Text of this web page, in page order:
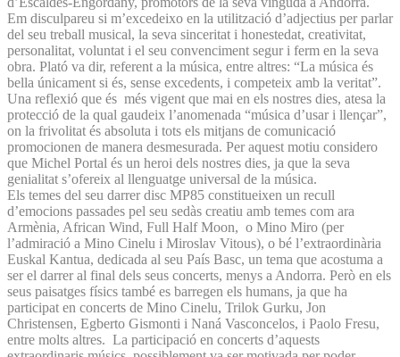
Em disculpareu si m’excedeixo en la utilització d’adjectius per parlar
del seu treball musical, la seva sinceritat i honestedat, creativitat,
personalitat, voluntat i el seu convenciment segur i ferm en la seva
obra. Plató va dir, referent a la música, entre altres: “La música és
bella únicament si és, sense excedents, i competeix amb la veritat”.
Una reflexió que és més vigent que mai en els nostres dies, atesa la
protecció de la qual gaudeix l’anomenada “música d’usar i llençar”,
on la frivolitat és absoluta i tots els mitjans de comunicació
promocionen de manera desmesurada. Per aquest motiu considero
que Michel Portal és un heroi dels nostres dies, ja que la seva
genialitat s’ofereix al llenguatge universal de la música.
Els temes del seu darrer disc MP85 constitueixen un recull
d’emocions passades pel seu sedàs creatiu amb temes com ara
Armènia, African Wind, Full Half Moon, o Mino Miro (per
l’admiració a Mino Cinelu i Miroslav Vitous), o bé l’extraordinària
Euskal Kantua, dedicada al seu País Basc, un tema que acostuma a
ser el darrer al final dels seus concerts, menys a Andorra. Però en els
seus paisatges físics també es barregen els humans, ja que ha
participat en concerts de Mino Cinelu, Trilok Gurku, Jon
Christensen, Egberto Gismonti i Naná Vasconcelos, i Paolo Fresu,
entre molts altres. La participació en concerts d’aquests